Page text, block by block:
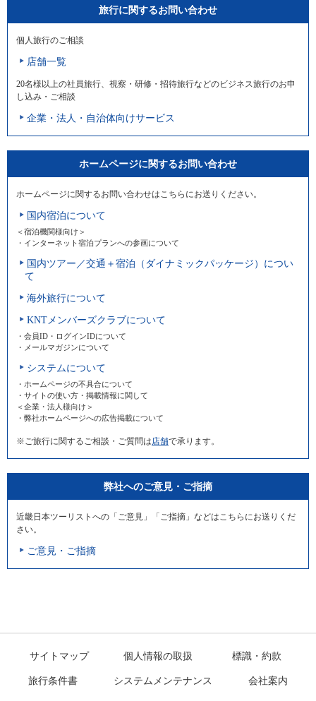
旅行に関するお問い合わせ
個人旅行のご相談
店舗一覧
20名様以上の社員旅行、視察・研修・招待旅行などのビジネス旅行のお申
し込み・ご相談
企業・法人・自治体向けサービス
ホームページに関するお問い合わせ
ホームページに関するお問い合わせはこちらにお送りください。
国内宿泊について
＜宿泊機関様向け＞
・インターネット宿泊プランへの参画について
国内ツアー／交通＋宿泊（ダイナミックパッケージ）につい
て
海外旅行について
KNTメンバーズクラブについて
・会員ID・ログインIDについて
・メールマガジンについて
システムについて
・ホームページの不具合について
・サイトの使い方・掲載情報に関して
＜企業・法人様向け＞
・弊社ホームページへの広告掲載について
※ご旅行に関するご相談・ご質問は 店舗で承ります。
弊社へのご意見・ご指摘
近畿日本ツーリストへの「ご意見」「ご指摘」などはこちらにお送りくだ
さい。
ご意見・ご指摘
サイトマップ 個人情報の取扱 標識・約款
旅行条件書 システムメンテナンス 会社案内